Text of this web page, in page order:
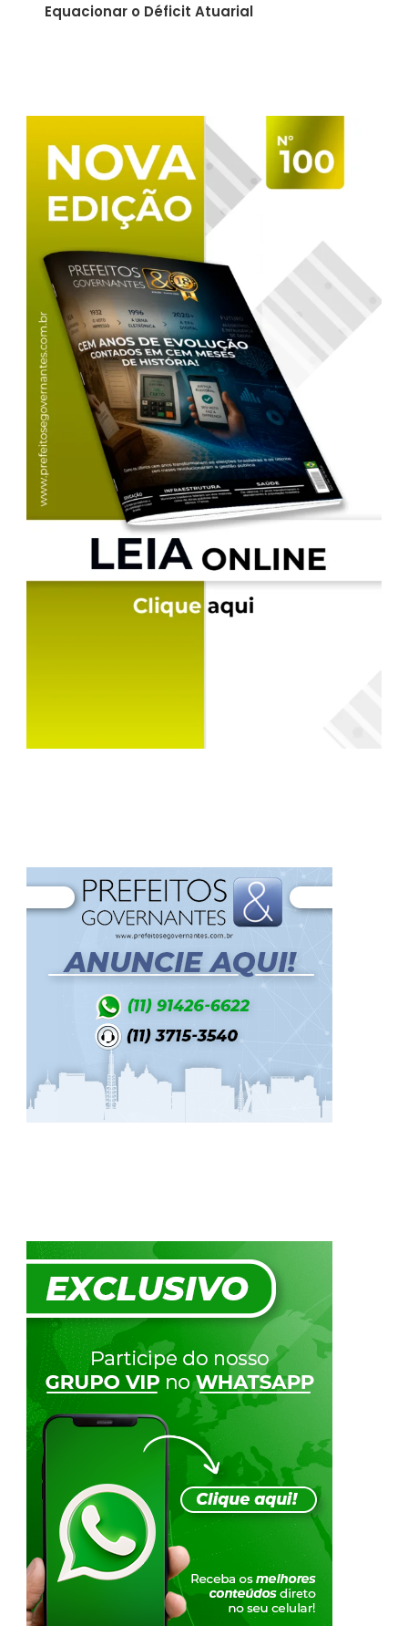
Equacionar o Déficit Atuarial